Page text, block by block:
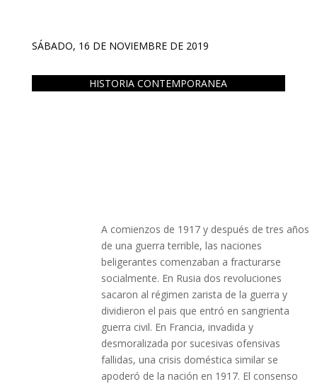
SÁBADO, 16 DE NOVIEMBRE DE 2019
HISTORIA CONTEMPORANEA
A comienzos de 1917 y después de tres años
de una guerra terrible, las naciones
beligerantes comenzaban a fracturarse
socialmente. En Rusia dos revoluciones
sacaron al régimen zarista de la guerra y
dividieron el pais que entró en sangrienta
guerra civil. En Francia, invadida y
desmoralizada por sucesivas ofensivas
fallidas, una crisis doméstica similar se
apoderó de la nación en 1917. El consenso